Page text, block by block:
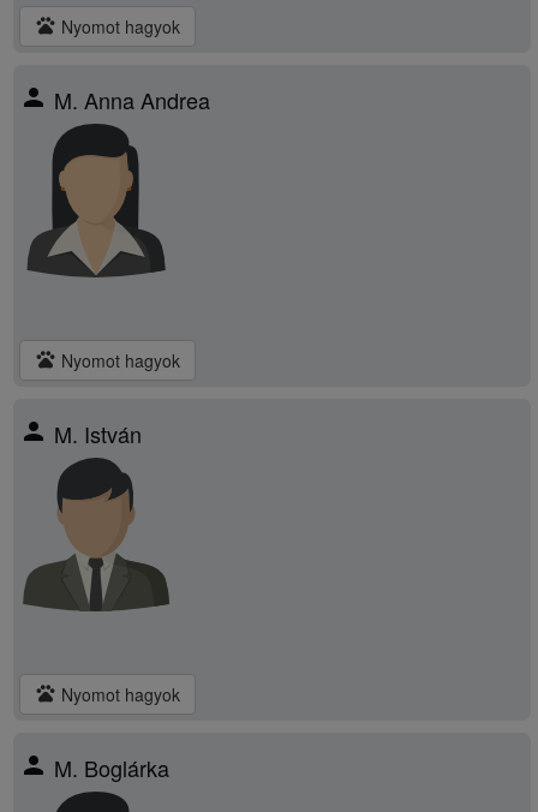
pets Nyomot hagyok
person M. Anna Andrea
pets Nyomot hagyok
person M. István
pets Nyomot hagyok
person M. Boglárka